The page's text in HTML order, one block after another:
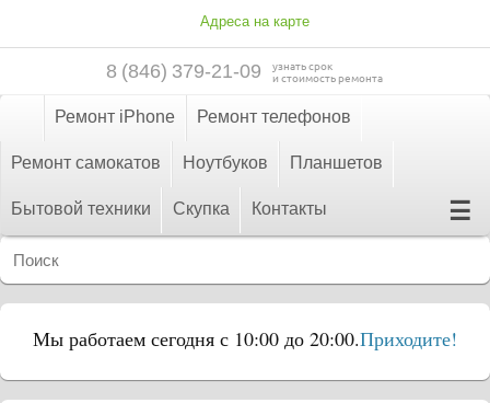
Адреса на карте
8 (846) 379-21-09 узнать срок
и стоимость ремонта
☰
Ремонт iPhone Ремонт телефонов
Ремонт самокатов Ноутбуков Планшетов
Бытовой техники Скупка Контакты
Мы работаем сегодня с 10:00 до 20:00.Приходите!